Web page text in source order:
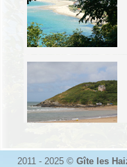
2011 - 2025 © Gîte les